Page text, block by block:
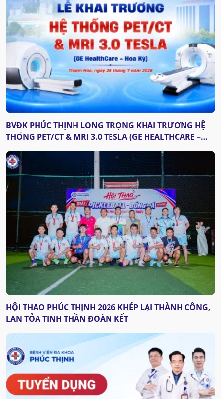
BVĐK PHÚC THỊNH LONG TRỌNG KHAI TRƯƠNG HỆ
THỐNG PET/CT & MRI 3.0 TESLA (GE HEALTHCARE –
HOA KỲ): DẤU MỐC QUAN TRỌNG CỦA Y TẾ THANH
HÓA
HỘI THAO PHÚC THỊNH 2026 KHÉP LẠI THÀNH CÔNG,
LAN TỎA TINH THẦN ĐOÀN KẾT